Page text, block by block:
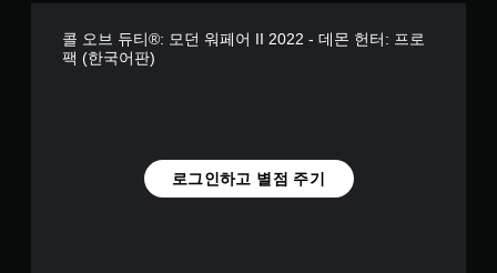
콜 오브 듀티®: 모던 워페어 II 2022 - 데몬 헌터: 프로
팩 (한국어판)
로그인하고 별점 주기